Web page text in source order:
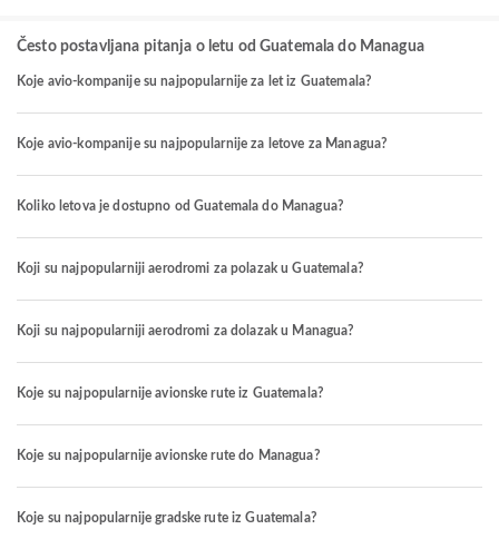
Često postavljana pitanja o letu od Guatemala do Managua
Koje avio-kompanije su najpopularnije za let iz Guatemala?
Koje avio-kompanije su najpopularnije za letove za Managua?
Koliko letova je dostupno od Guatemala do Managua?
Koji su najpopularniji aerodromi za polazak u Guatemala?
Koji su najpopularniji aerodromi za dolazak u Managua?
Koje su najpopularnije avionske rute iz Guatemala?
Koje su najpopularnije avionske rute do Managua?
Koje su najpopularnije gradske rute iz Guatemala?